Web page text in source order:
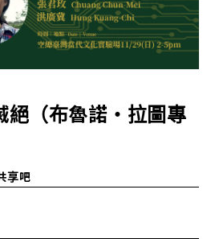
絕（布魯諾・拉圖專
享吧